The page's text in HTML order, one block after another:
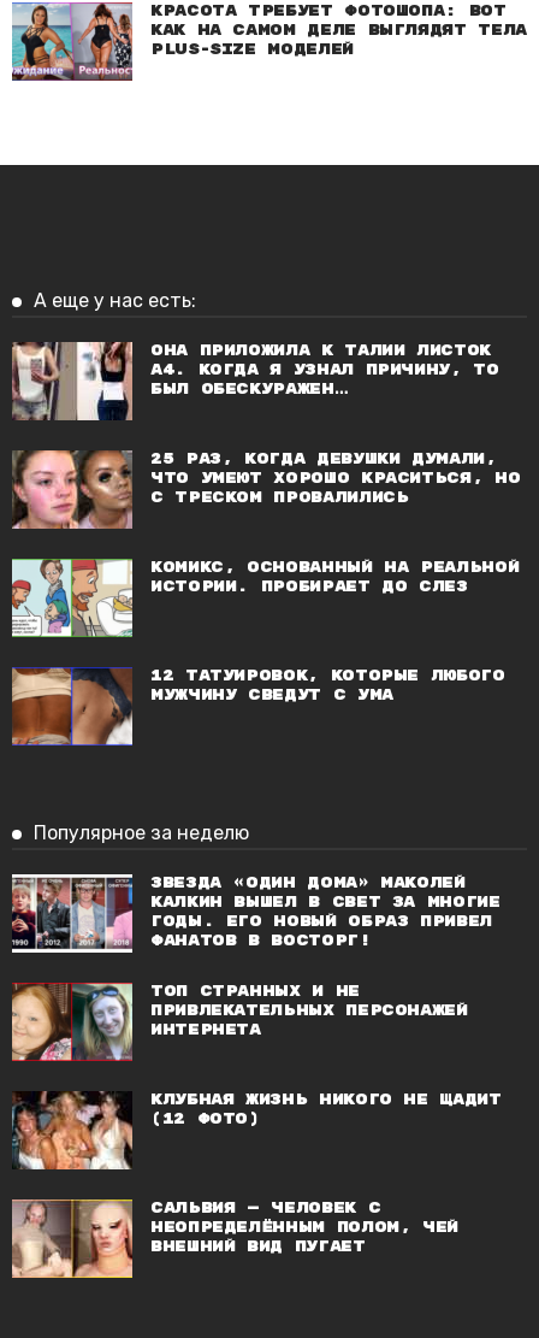
Красота требует фотошопа: Вот
как на самом деле выглядят тела
plus-size моделей
А еще у нас есть:
Она приложила к талии листок
А4. Когда я узнал причину, то
был обескуражен…
25 раз, когда девушки думали,
что умеют хорошо краситься, но
с треском провалились
Комикс, основанный на реальной
истории. Пробирает до слез
12 татуировок, которые любого
мужчину сведут с ума
Популярное за неделю
Звезда «Один дома» Маколей
Калкин вышел в свет за многие
годы. Его новый образ привел
фанатов в восторг!
Топ странных и не
привлекательных персонажей
Интернета
Клубная жизнь никого не щадит
(12 фото)
Сальвия — человек с
неопределённым полом, чей
внешний вид пугает